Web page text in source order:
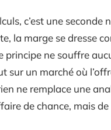
c’est une
la marge se dresse
principe ne souffre
sur un marché où
ne remplace une
de chance, mais